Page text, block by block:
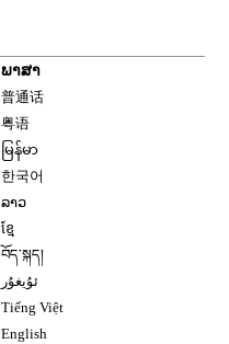
ພາສາ
普通话
粤语
မြန်မာ
한국어
ລາວ
ខ្មែ
བོད་སྐད།
ئۇيغۇر
Tiếng Việt
English